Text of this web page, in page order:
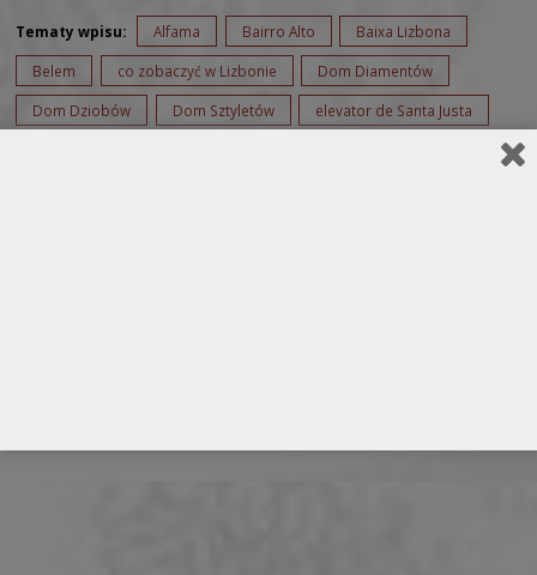
Tematy wpisu: Alfama Bairro Alto Baixa Lizbona
Belem co zobaczyć w Lizbonie Dom Diamentów
Dom Dziobów Dom Sztyletów elevator de Santa Justa